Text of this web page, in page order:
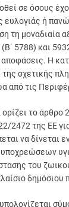
σε όσους
ή
τη μοναδιαία
5788) και
αποφάσεις. Η
σχετικής
από τις
το άρθρο
2472 της ΕΕ
να δίνεται
του